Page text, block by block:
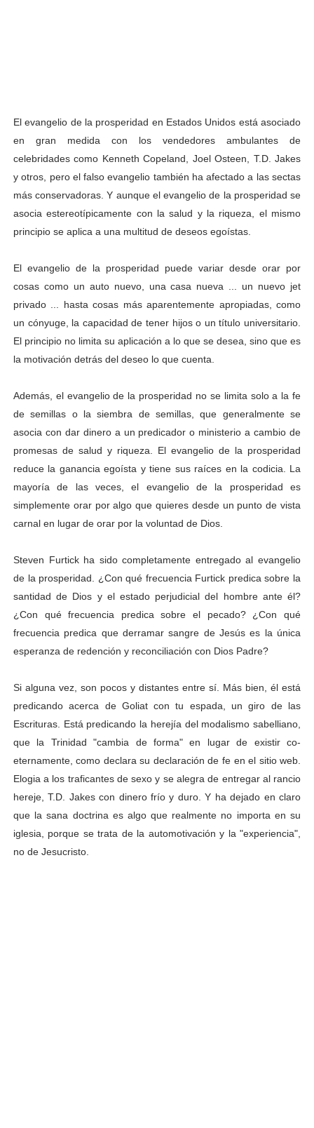
El evangelio de la prosperidad en Estados Unidos está asociado
en gran medida con los vendedores ambulantes de
celebridades como Kenneth Copeland, Joel Osteen, T.D. Jakes
y otros, pero el falso evangelio también ha afectado a las sectas
más conservadoras. Y aunque el evangelio de la prosperidad se
asocia estereotípicamente con la salud y la riqueza, el mismo
principio se aplica a una multitud de deseos egoístas.
El evangelio de la prosperidad puede variar desde orar por
cosas como un auto nuevo, una casa nueva ... un nuevo jet
privado ... hasta cosas más aparentemente apropiadas, como
un cónyuge, la capacidad de tener hijos o un título universitario.
El principio no limita su aplicación a lo que se desea, sino que es
la motivación detrás del deseo lo que cuenta.
Además, el evangelio de la prosperidad no se limita solo a la fe
de semillas o la siembra de semillas, que generalmente se
asocia con dar dinero a un predicador o ministerio a cambio de
promesas de salud y riqueza. El evangelio de la prosperidad
reduce la ganancia egoísta y tiene sus raíces en la codicia. La
mayoría de las veces, el evangelio de la prosperidad es
simplemente orar por algo que quieres desde un punto de vista
carnal en lugar de orar por la voluntad de Dios.
Steven Furtick ha sido completamente entregado al evangelio
de la prosperidad. ¿Con qué frecuencia Furtick predica sobre la
santidad de Dios y el estado perjudicial del hombre ante él?
¿Con qué frecuencia predica sobre el pecado? ¿Con qué
frecuencia predica que derramar sangre de Jesús es la única
esperanza de redención y reconciliación con Dios Padre?
Si alguna vez, son pocos y distantes entre sí. Más bien, él está
predicando acerca de Goliat con tu espada, un giro de las
Escrituras. Está predicando la herejía del modalismo sabelliano,
que la Trinidad "cambia de forma" en lugar de existir co-
eternamente, como declara su declaración de fe en el sitio web.
Elogia a los traficantes de sexo y se alegra de entregar al rancio
hereje, T.D. Jakes con dinero frío y duro. Y ha dejado en claro
que la sana doctrina es algo que realmente no importa en su
iglesia, porque se trata de la automotivación y la "experiencia",
no de Jesucristo.